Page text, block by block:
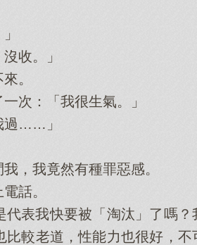
收。」
。
次：「我很生氣。」
……」
我竟然有種罪惡感。
話。
表我快要被「淘汰」了嗎？
較老道，性能力也很好，